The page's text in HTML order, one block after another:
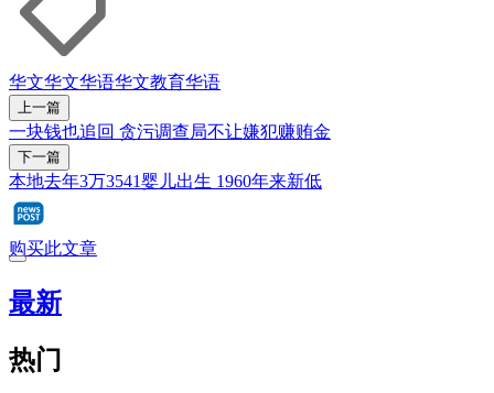
华文华文华语华文教育华语
上一篇
一块钱也追回 贪污调查局不让嫌犯赚贿金
下一篇
本地去年3万3541婴儿出生 1960年来新低
购买此文章
最新
热门